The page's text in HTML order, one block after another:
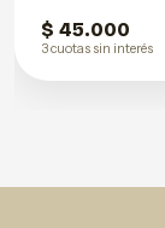
$ 45.000
3 cuotas sin interés